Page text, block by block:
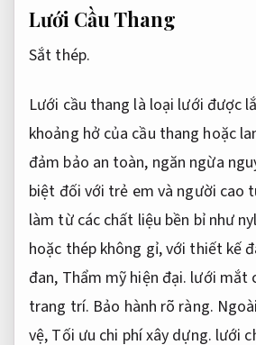
Lưới Cầu Thang
Sắt thép.
Lưới cầu thang là loại lưới được
khoảng hở của cầu thang hoặc
đảm bảo an toàn, ngăn ngừa
biệt đối với trẻ em và người cao
làm từ các chất liệu bền bỉ như
hoặc thép không gỉ, với thiết kế
đan, Thẩm mỹ hiện đại. lưới mắt
trang trí. Bảo hành rõ ràng.
vệ, Tối ưu chi phí xây dựng. lưới